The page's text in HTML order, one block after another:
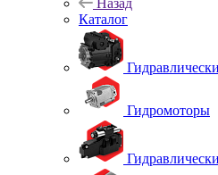
Назад
Каталог
Гидромоторы